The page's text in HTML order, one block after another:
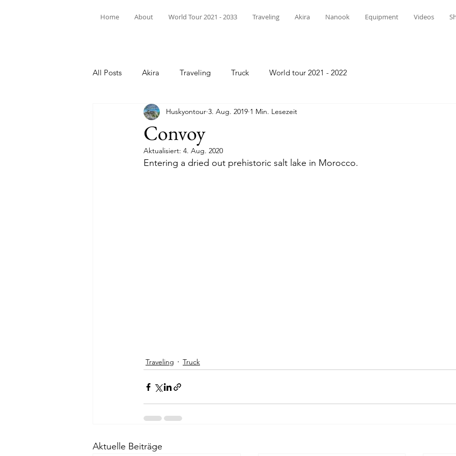
Home About World Tour 2021 - 2033 Traveling Akira Nanook Equipment Videos
All Posts Akira Traveling Truck World tour 2021 - 2022
Convoy
Huskyontour 3. Aug. 2019 1 Min. Lesezeit
Aktualisiert: 4. Aug. 2020
Entering a dried out prehistoric salt lake in Morocco.
Traveling Truck
Aktuelle Beiträge